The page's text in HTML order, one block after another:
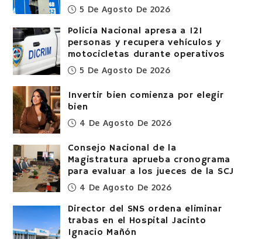
5 De Agosto De 2026
Policía Nacional apresa a 121
personas y recupera vehículos y
motocicletas durante operativos
5 De Agosto De 2026
Invertir bien comienza por elegir
bien
4 De Agosto De 2026
Consejo Nacional de la
Magistratura aprueba cronograma
para evaluar a los jueces de la SCJ
4 De Agosto De 2026
Director del SNS ordena eliminar
trabas en el Hospital Jacinto
Ignacio Mañón